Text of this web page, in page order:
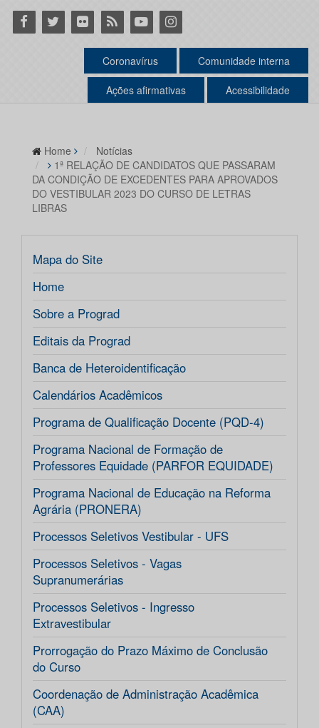
Facebook
Twitter Flickr RSS YoutubeInstagram
Coronavírus Comunidade interna
Ações afirmativas Acessibilidade
Home
Notícias
1ª RELAÇÃO DE CANDIDATOS QUE PASSARAM
DA CONDIÇÃO DE EXCEDENTES PARA APROVADOS
DO VESTIBULAR 2023 DO CURSO DE LETRAS
LIBRAS
Mapa do Site
Home
Sobre a Prograd
Editais da Prograd
Banca de Heteroidentificação
Calendários Acadêmicos
Programa de Qualificação Docente (PQD-4)
Programa Nacional de Formação de
Professores Equidade (PARFOR EQUIDADE)
Programa Nacional de Educação na Reforma
Agrária (PRONERA)
Processos Seletivos Vestibular - UFS
Processos Seletivos - Vagas
Supranumerárias
Processos Seletivos - Ingresso
Extravestibular
Prorrogação do Prazo Máximo de Conclusão
do Curso
Coordenação de Administração Acadêmica
(CAA)